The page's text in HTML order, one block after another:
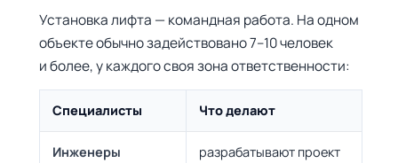
Установка лифта — командная работа. На одном
объекте обычно задействовано 7–10 человек
и более, у каждого своя зона ответственности:
Специалисты Что делают
Инженеры
разрабатывают проект